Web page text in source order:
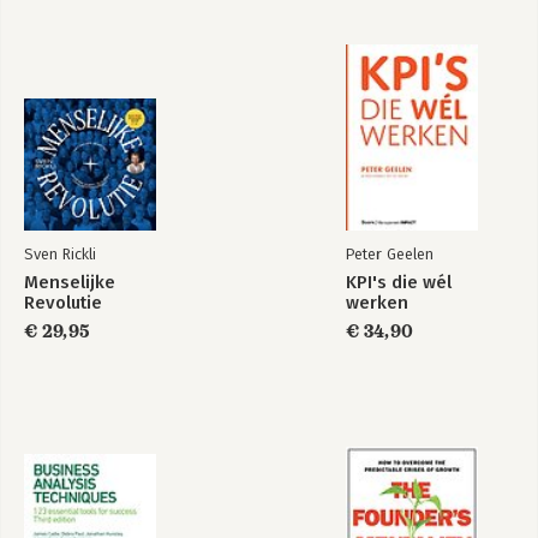
Sven Rickli
Menselijke
Revolutie
€ 29,95
Peter Geelen
KPI's die wél
werken
€ 34,90